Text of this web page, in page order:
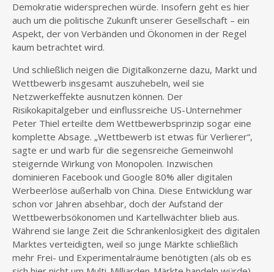
Demokratie widersprechen würde. Insofern geht es hier
auch um die politische Zukunft unserer Gesellschaft – ein
Aspekt, der von Verbänden und Ökonomen in der Regel
kaum betrachtet wird.
Und schließlich neigen die Digitalkonzerne dazu, Markt und
Wettbewerb insgesamt auszuhebeln, weil sie
Netzwerkeffekte ausnutzen können. Der
Risikokapitalgeber und einflussreiche US-Unternehmer
Peter Thiel erteilte dem Wettbewerbsprinzip sogar eine
komplette Absage. „Wettbewerb ist etwas für Verlierer“,
sagte er und warb für die segensreiche Gemeinwohl
steigernde Wirkung von Monopolen. Inzwischen
dominieren Facebook und Google 80% aller digitalen
Werbeerlöse außerhalb von China. Diese Entwicklung war
schon vor Jahren absehbar, doch der Aufstand der
Wettbewerbsökonomen und Kartellwächter blieb aus.
Während sie lange Zeit die Schrankenlosigkeit des digitalen
Marktes verteidigten, weil so junge Märkte schließlich
mehr Frei- und Experimentalräume benötigten (als ob es